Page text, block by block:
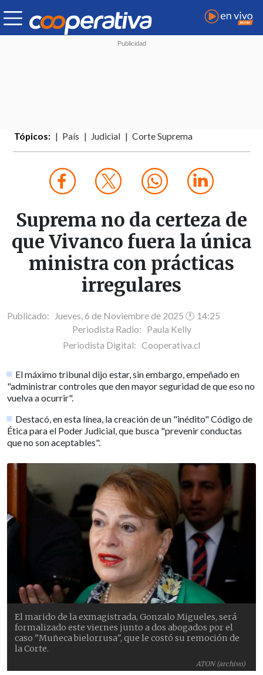
Tópicos: País Judicial Corte Suprema
Suprema no da certeza de
que Vivanco fuera la única
ministra con prácticas
irregulares
Publicado: Jueves, 6 de Noviembre de 2025 🕐 14:25
Periodista Radio: Paula Kelly
Periodista Digital: Cooperativa.cl
El máximo tribunal dijo estar, sin embargo, empeñado en
"administrar controles que den mayor seguridad de que eso no
vuelva a ocurrir".
Destacó, en esta línea, la creación de un "inédito" Código de
Ética para el Poder Judicial, que busca "prevenir conductas
que no son aceptables".
ATON (archivo)
El marido de la exmagistrada, Gonzalo Migueles, será
formalizado este viernes junto a dos abogados por el
caso "Muñeca bielorrusa", que le costó su remoción de
la Corte.